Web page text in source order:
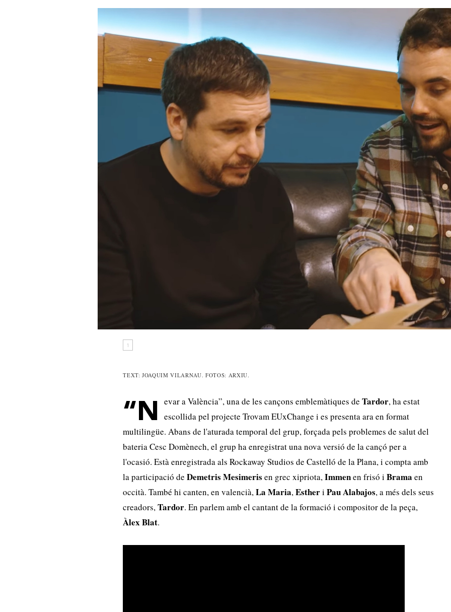
1
TEXT: JOAQUIM VILARNAU. FOTOS: ARXIU.
“N evar a València”, una de les cançons emblemàtiques deTardor, ha estat
escollida pel projecte Trovam EUxChange i es presenta ara en format
multilingüe. Abans de l'aturada temporal del grup, forçada pels problemes de salut del
bateria Cesc Domènech, el grup ha enregistrat una nova versió de la cançó per a
l'ocasió. Està enregistrada als Rockaway Studios de Castelló de la Plana, i compta amb
la participació deDemetris Mesimeris en grec xipriota,Immenen frisó iBrama en
occità. També hi canten, en valencià,La Maria,EstheriPau Alabajos, a més dels seus
creadors,Tardor. En parlem amb el cantant de la formació i compositor de la peça,
Àlex Blat.